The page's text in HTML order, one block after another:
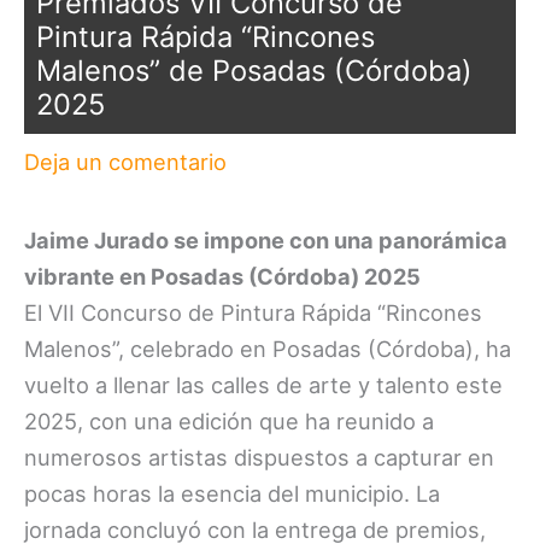
Pintura Rápida “Rincones
Malenos” de Posadas (Córdoba)
2025
Deja un comentario
Jaime Jurado se impone con una panorámica
vibrante en Posadas (Córdoba) 2025
El VII Concurso de Pintura Rápida “Rincones
Malenos”, celebrado en Posadas (Córdoba), ha
vuelto a llenar las calles de arte y talento este
2025, con una edición que ha reunido a
numerosos artistas dispuestos a capturar en
pocas horas la esencia del municipio. La
jornada concluyó con la entrega de premios,